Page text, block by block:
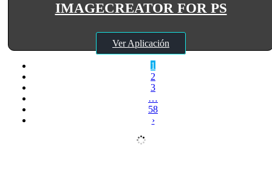
IMAGECREATOR FOR PS
Ver Aplicación
1
2
3
…
58
›